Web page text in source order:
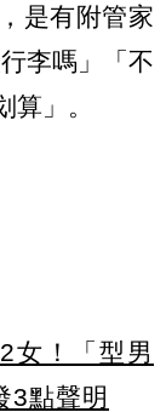
是有附管家
李嗎」「不
」。
女！「型男
點聲明